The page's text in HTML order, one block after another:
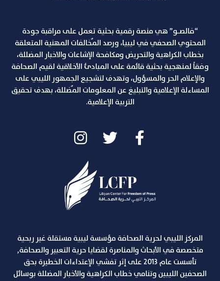
“فالصـو” هي منصة رقمية بحثية تعمل على مراقبة جودة
المحتوي الصحفي في ليبيا، ورصد المٌخالفات المهنية المتعلقة
بخطاب الكراهية والتحريض ومكافحة الإشاعات والاخبار المضللة،
وفقاً لمنهجية بحثية قائمة على المبادئ الأخلاقية لقيم الصحافة
والإعلام الحر والمسؤول، وتهدف لتشجيع الجمهور الليبي على
المساءلة الإعلامية والتبليغ عن المعلومات المٌضللة، بهدف تحقيق
التربية الإعلامية.
المركز الليبي لحرية الصحافة مؤسسة ليبية مستقلة غير ربحية
متخصصة في الأبحاث والمناصرة لقضايا حرية التعبير والصحافة,
تأسست عام 2013 على إثر تفشي الإعتداءات الخطيرة بحق
الصحفين الليبين وتنامي خطاب الكراهية والأخبار المضللة بوسائل